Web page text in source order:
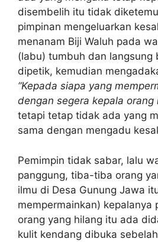
disembelih itu tidak
pimpinan mengeluarkan
menanam Biji Waluh pada
(labu) tumbuh dan langsung
dipetik, kemudian
“Kepada siapa yang
dengan segera kepala orang
tetapi tetap tidak ada yang
sama dengan mengadu
Pemimpin tidak sabar, lalu
panggung, tiba-tiba orang
ilmu di Desa Gunung Jawa
mempermainkan) kepalanya
orang yang hilang itu ada
kulit kendang dibuka